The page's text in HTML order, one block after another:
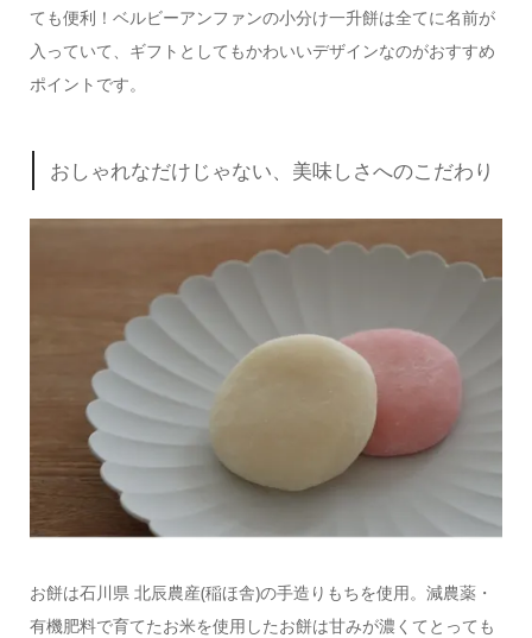
ても便利！ベルビーアンファンの小分け一升餅は全てに名前が
入っていて、ギフトとしてもかわいいデザインなのがおすすめ
ポイントです。
おしゃれなだけじゃない、美味しさへのこだわり
お餅は石川県 北辰農産(稲ほ舎)の手造りもちを使用。減農薬・
有機肥料で育てたお米を使用したお餅は甘みが濃くてとっても